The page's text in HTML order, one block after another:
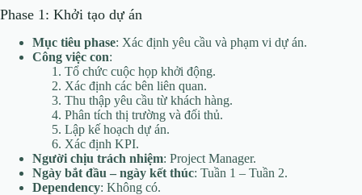
Phase 1: Khởi tạo dự án
Mục tiêu phase: Xác định yêu cầu và phạm vi dự án.
Công việc con:
Tổ chức cuộc họp khởi động.
Xác định các bên liên quan.
Thu thập yêu cầu từ khách hàng.
Phân tích thị trường và đối thủ.
Lập kế hoạch dự án.
Xác định KPI.
Người chịu trách nhiệm: Project Manager.
Ngày bắt đầu – ngày kết thúc: Tuần 1 – Tuần 2.
Dependency: Không có.